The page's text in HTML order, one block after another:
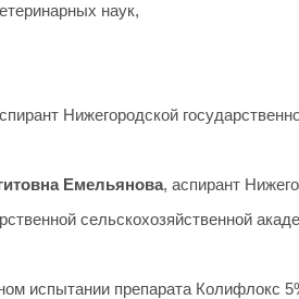
наук,
Нижегородской
Емельянова, аспирант
сельскохозяйственной
испытании препарата Колифлокс